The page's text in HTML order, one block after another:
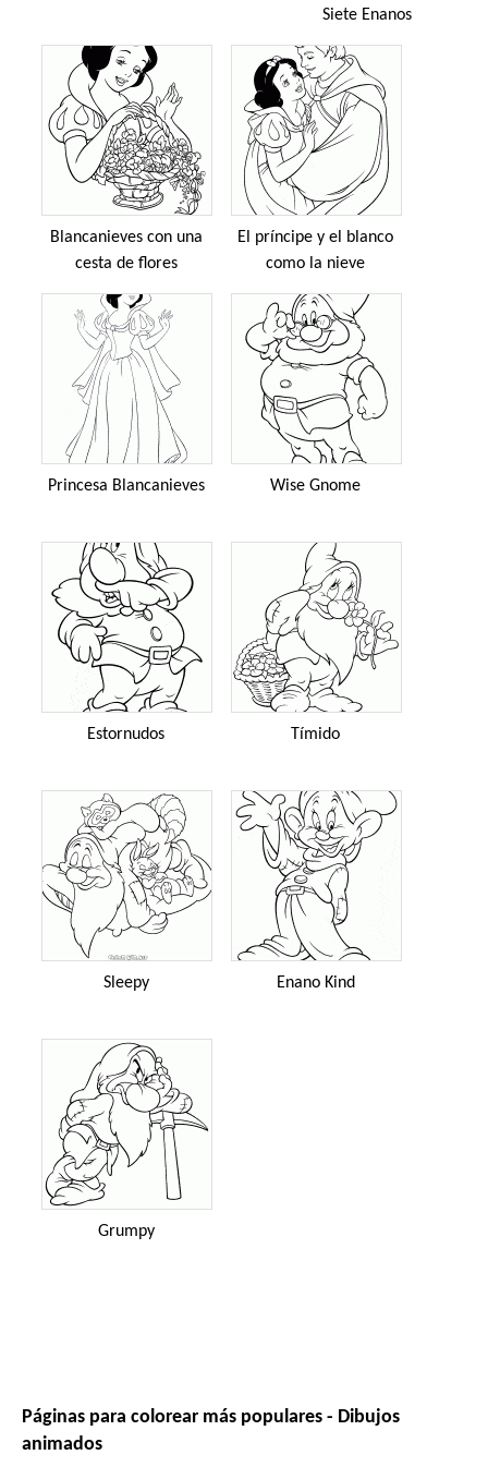
Siete Enanos
Blancanieves con una
cesta de flores
El príncipe y el blanco
como la nieve
Princesa Blancanieves Wise Gnome
Estornudos Tímido
Sleepy Enano Kind
Grumpy
Páginas para colorear más populares - Dibujos
animados